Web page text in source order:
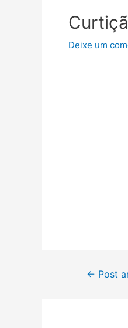
Deixe um
← Post